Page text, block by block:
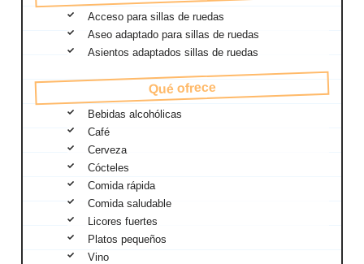
Acceso para sillas de ruedas
Aseo adaptado para sillas de ruedas
Asientos adaptados sillas de ruedas
Qué ofrece
Bebidas alcohólicas
Café
Cerveza
Cócteles
Comida rápida
Comida saludable
Licores fuertes
Platos pequeños
Vino